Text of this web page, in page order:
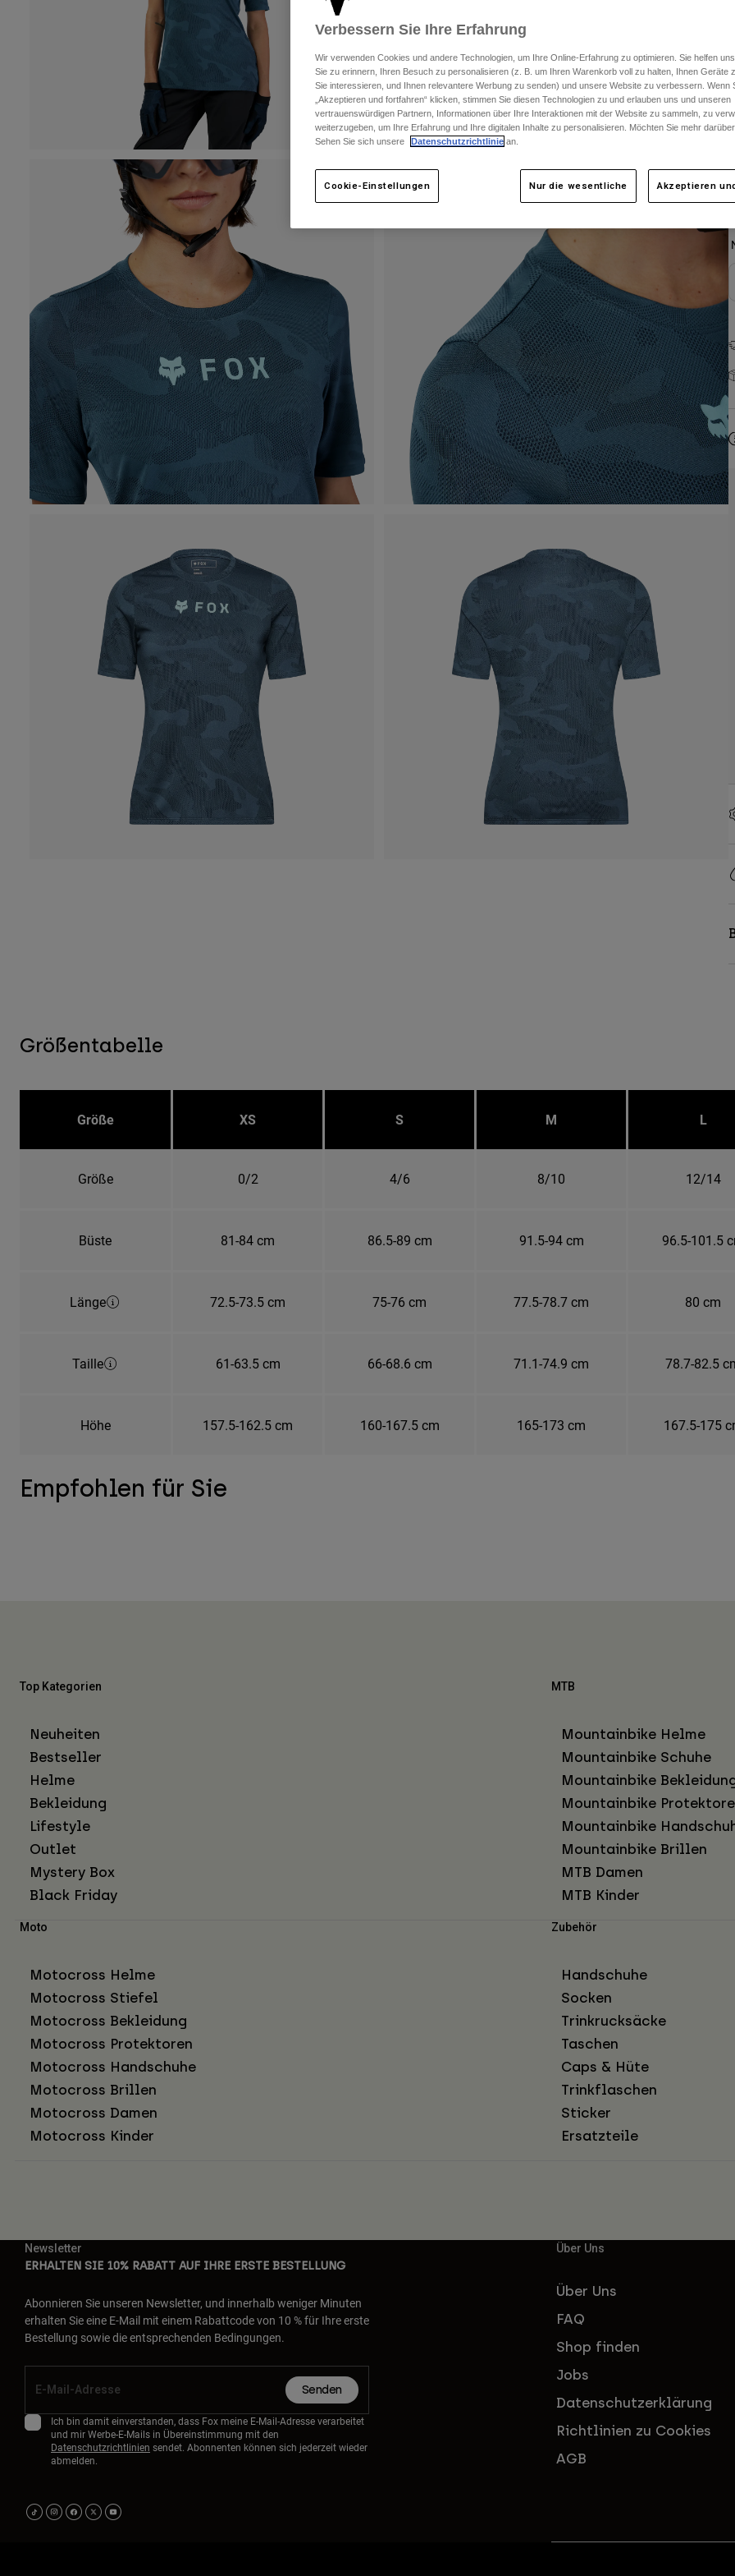
Größentabelle
Größe XS S M L
Größe 0/2 4/6 8/10 12/14
Büste 81-84 cm 86.5-89 cm 91.5-94 cm 96.5-101.5
Länge 72.5-73.5 cm 75-76 cm 77.5-78.7 cm 80 cm
Taille 61-63.5 cm 66-68.6 cm 71.1-74.9 cm 78.7-82.5
Höhe 157.5-162.5 cm 160-167.5 cm 165-173 cm 167.5-175
Empfohlen für Sie
Top Kategorien
Neuheiten
Bestseller
Helme
Bekleidung
Lifestyle
Outlet
Mystery Box
Black Friday
MTB
Mountainbike Helme
Mountainbike Schuhe
Mountainbike
Mountainbike
Mountainbike
Mountainbike Brillen
MTB Damen
MTB Kinder
Moto
Motocross Helme
Motocross Stiefel
Motocross Bekleidung
Motocross Protektoren
Motocross Handschuhe
Motocross Brillen
Motocross Damen
Motocross Kinder
Zubehör
Handschuhe
Socken
Trinkrucksäcke
Taschen
Caps & Hüte
Trinkflaschen
Sticker
Ersatzteile
Newsletter
ERHALTEN SIE 10% RABATT AUF IHRE ERSTE BESTELLUNG
Abonnieren Sie unseren Newsletter, und innerhalb weniger Minuten
erhalten Sie eine E-Mail mit einem Rabattcode von 10 % für Ihre erste
Bestellung sowie die entsprechenden Bedingungen.
Senden
Ich bin damit einverstanden, dass Fox meine E-Mail-Adresse verarbeitet
und mir Werbe-E-Mails in Übereinstimmung mit den
Datenschutzrichtlinien sendet. Abonnenten können sich jederzeit wieder
abmelden.
Über Uns
Über Uns
FAQ
Shop finden
Jobs
Datenschutzerklärung
Richtlinien zu Cookies
AGB
Verbessern Sie Ihre Erfahrung
Wir verwenden Cookies und andere Technologien, um Ihre Online-Erfahrung zu optimieren. Sie helfen
Sie zu erinnern, Ihren Besuch zu personalisieren (z. B. um Ihren Warenkorb voll zu halten, Ihnen Geräte
Sie interessieren, und Ihnen relevantere Werbung zu senden) und unsere Website zu verbessern. Wenn
„Akzeptieren und fortfahren“ klicken, stimmen Sie diesen Technologien zu und erlauben uns und unseren
vertrauenswürdigen Partnern, Informationen über Ihre Interaktionen mit der Website zu sammeln, zu
weiterzugeben, um Ihre Erfahrung und Ihre digitalen Inhalte zu personalisieren. Möchten Sie mehr
Sehen Sie sich unsere
Datenschutzrichtlinie an.
Cookie-Einstellungen Nur die wesentliche Akzeptieren